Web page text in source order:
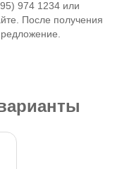
974 1234 или
После получения